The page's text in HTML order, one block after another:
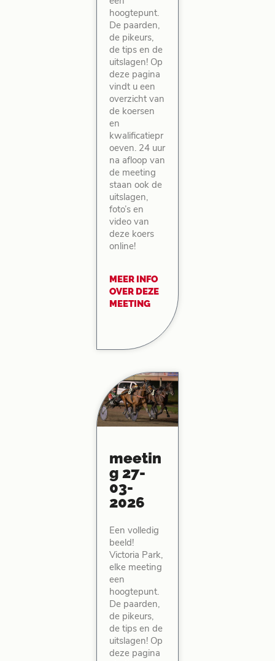
hoogtepunt.
De paarden,
de pikeurs,
de tips en de
uitslagen! Op
deze pagina
vindt u een
overzicht van
de koersen
en
kwalificatiepr
oeven. 24 uur
na afloop van
de meeting
staan ook de
uitslagen,
foto’s en
video van
deze koers
online!
MEER INFO
OVER DEZE
MEETING
meetin
g 27-
03-
2026
Een volledig
beeld!
Victoria Park,
elke meeting
een
hoogtepunt.
De paarden,
de pikeurs,
de tips en de
uitslagen! Op
deze pagina